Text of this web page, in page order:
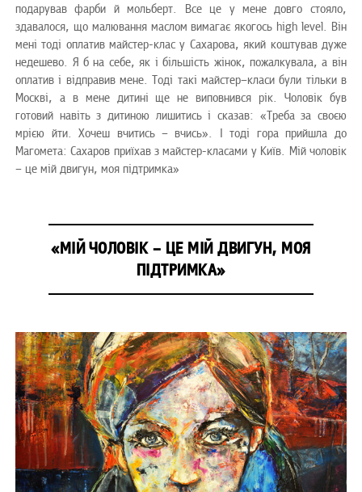
подарував фарби й мольберт. Все це у мене довго стояло,
здавалося, що малювання маслом вимагає якогось high level. Він
мені тоді оплатив майстер-клас у Сахарова, який коштував дуже
недешево. Я б на себе, як і більшість жінок, пожалкувала, а він
оплатив і відправив мене. Тоді такі майстер–класи були тільки в
Москві, а в мене дитині ще не виповнився рік. Чоловік був
готовий навіть з дитиною лишитись і сказав: «Треба за своєю
мрією йти. Хочеш вчитись – вчись». І тоді гора прийшла до
Магомета: Сахаров приїхав з майстер-класами у Київ. Мій чоловік
– це мій двигун, моя підтримка»
«МІЙ ЧОЛОВІК – ЦЕ МІЙ ДВИГУН, МОЯ
ПІДТРИМКА»